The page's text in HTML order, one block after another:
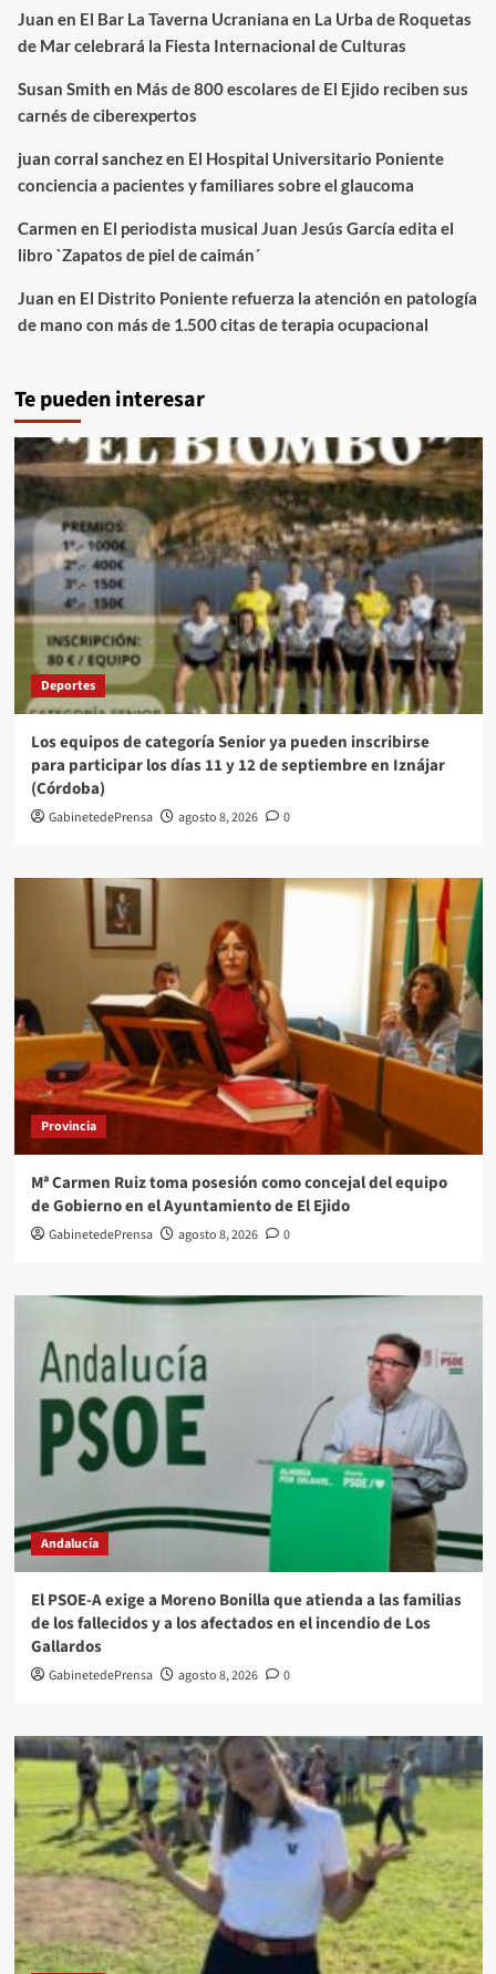
Juan en El Bar La Taverna Ucraniana en La Urba de Roquetas
de Mar celebrará la Fiesta Internacional de Culturas
Susan Smith en Más de 800 escolares de El Ejido reciben sus
carnés de ciberexpertos
juan corral sanchezen El Hospital Universitario Poniente
conciencia a pacientes y familiares sobre el glaucoma
Carmen en El periodista musical Juan Jesús García edita el
libro `Zapatos de piel de caimán´
Juan en El Distrito Poniente refuerza la atención en patología
de mano con más de 1.500 citas de terapia ocupacional
Te pueden interesar
Deportes
Los equipos de categoría Senior ya pueden inscribirse
para participar los días 11 y 12 de septiembre en Iznájar
(Córdoba)
GabinetedePrensa agosto 8, 2026 0
Provincia
Mª Carmen Ruiz toma posesión como concejal del equipo
de Gobierno en el Ayuntamiento de El Ejido
GabinetedePrensa agosto 8, 2026 0
Andalucía
El PSOE-A exige a Moreno Bonilla que atienda a las familias
de los fallecidos y a los afectados en el incendio de Los
Gallardos
GabinetedePrensa agosto 8, 2026 0